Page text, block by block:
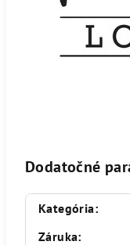
Dodatočné
Kategória:
Záruka: